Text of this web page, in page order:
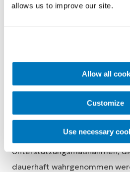
allows us to improve our site.
Allow all
Customize
Use necessary
Schlaganfall –
gemacht?
Das Hauptziel der
Schlaganfall ist, die
herzustellen. Ergotherapie bei
umfasst sehr viele
Unterstützungsmaßnahmen,
dauerhaft wahrgenommen